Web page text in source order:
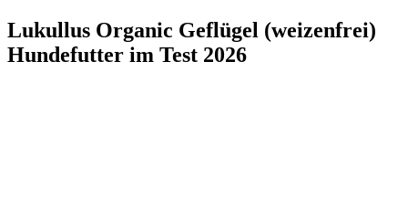
Lukullus Organic Geflügel (weizenfrei)
Hundefutter im Test 2026